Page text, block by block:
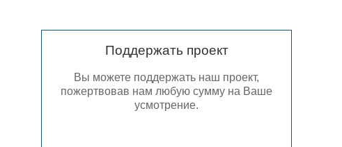
Поддержать проект
Вы можете поддержать наш проект,
пожертвовав нам любую сумму на Ваше
усмотрение.